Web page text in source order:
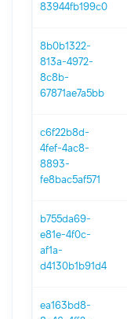
83944fb199c0
8b0b1322-
813a-4972-
8c8b-
67871ae7a5bb
c6f22b8d-
4fef-4ac8-
8893-
fe8bac5af571
b755da69-
e81e-4f0c-
af1a-
d4130b1b91d4
ea163bd8-